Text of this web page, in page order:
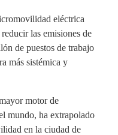
eléctrica
las emisiones de
de puestos de trabajo
más sistémica y
motor de
mundo, ha extrapolado
en la ciudad de